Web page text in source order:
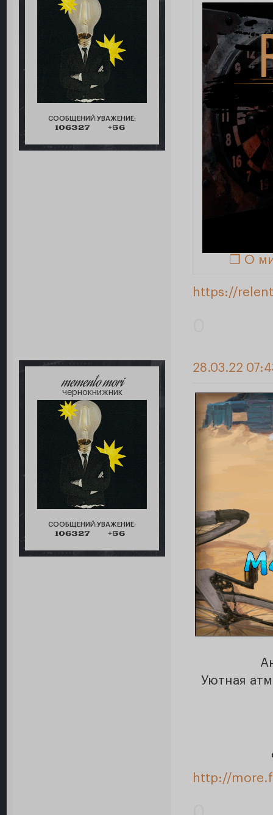
СООБЩЕНИЙ:
106327
УВАЖЕНИЕ:
+56
❒ О
https://
memento mori
чернокнижник
СООБЩЕНИЙ:
106327
УВАЖЕНИЕ:
+56
28.03.22
Уютная
http://